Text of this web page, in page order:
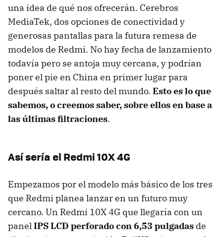
una idea de qué nos ofrecerán. Cerebros
MediaTek, dos opciones de conectividad y
generosas pantallas para la futura remesa de
modelos de Redmi. No hay fecha de lanzamiento
todavía pero se antoja muy cercana, y podrían
poner el pie en China en primer lugar para
después saltar al resto del mundo. Esto es lo que
sabemos, o creemos saber, sobre ellos en base a
las últimas filtraciones.
Así sería el Redmi 10X 4G
Empezamos por el modelo más básico de los tres
que Redmi planea lanzar en un futuro muy
cercano. Un Redmi 10X 4G que llegaría con un
panelIPS LCD perforado con 6,53 pulgadas de